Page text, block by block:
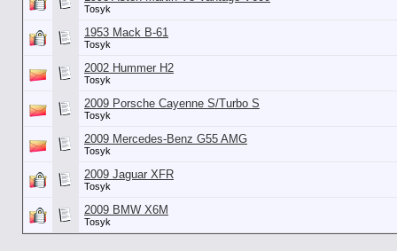
Tosyk
1953 Mack B-61
Tosyk
2002 Hummer H2
Tosyk
2009 Porsche Cayenne S/Turbo S
Tosyk
2009 Mercedes-Benz G55 AMG
Tosyk
2009 Jaguar XFR
Tosyk
2009 BMW X6M
Tosyk